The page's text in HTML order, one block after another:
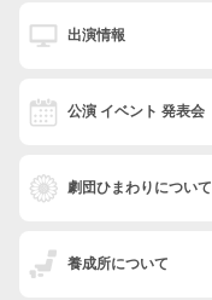
出演情報
公演 イベント 発表会
劇団ひまわりについて
養成所について